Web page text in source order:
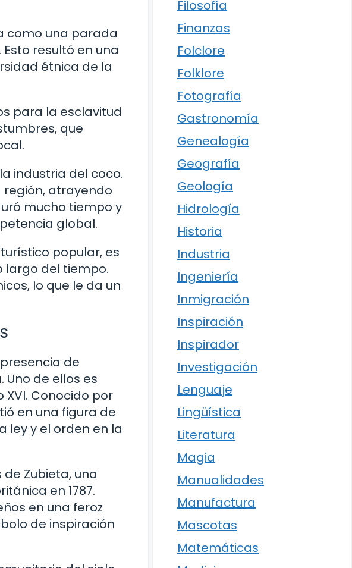
como una parada
resultó en una
étnica de la
para la esclavitud
que
industria del coco.
región, atrayendo
mucho tiempo y
global.
popular, es
largo del tiempo.
lo que le da un
de
de ellos es
Conocido por
en una figura de
ley y el orden en la
Zubieta, una
en 1787.
en una feroz
de inspiración
Filosofía
Finanzas
Folclore
Folklore
Fotografía
Gastronomía
Genealogía
Geografía
Geología
Hidrología
Historia
Industria
Ingeniería
Inmigración
Inspiración
Inspirador
Investigación
Lenguaje
Lingüística
Literatura
Magia
Manualidades
Manufactura
Mascotas
Matemáticas